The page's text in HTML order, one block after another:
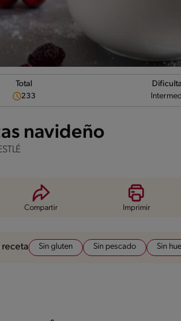
Total
233
navideño
Compartir Imprimir
Sin gluten Sin pescado Sin